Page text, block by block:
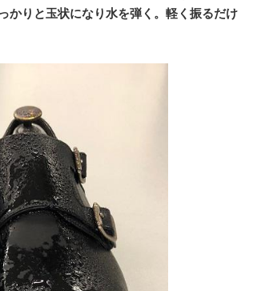
かりと玉状になり水を弾く。軽く振るだけ